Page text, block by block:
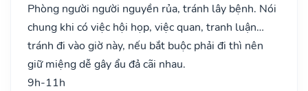
Phòng người người nguyền rủa, tránh lây bệnh. Nói
chung khi có việc hội họp, việc quan, tranh luận…
tránh đi vào giờ này, nếu bắt buộc phải đi thì nên
giữ miệng dễ gây ẩu đả cãi nhau.
9h-11h